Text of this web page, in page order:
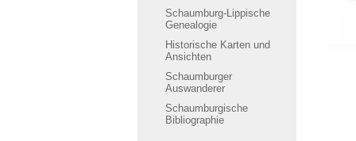
Schaumburg-Lippische
Genealogie
Historische Karten und
Ansichten
Schaumburger
Auswanderer
Schaumburgische
Bibliographie